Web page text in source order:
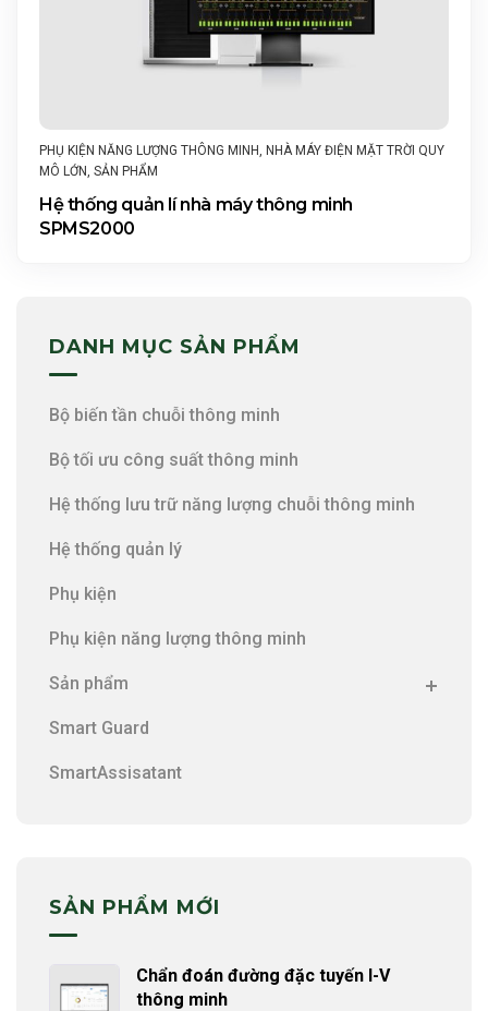
PHỤ KIỆN NĂNG LƯỢNG THÔNG MINH NHÀ MÁY ĐIỆN MẶT TRỜI QUY
MÔ LỚN SẢN PHẨM
Hệ thống quản lí nhà máy thông minh
SPMS2000
DANH MỤC SẢN PHẨM
Bộ biến tần chuỗi thông minh
Bộ tối ưu công suất thông minh
Hệ thống lưu trữ năng lượng chuỗi thông minh
Hệ thống quản lý
Phụ kiện
Phụ kiện năng lượng thông minh
Sản phẩm
Smart Guard
SmartAssisatant
SẢN PHẨM MỚI
Chẩn đoán đường đặc tuyến I-V
thông minh